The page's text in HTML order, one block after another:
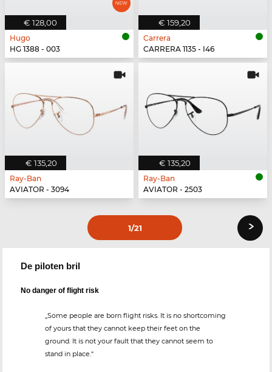
€ 128,00
Hugo
HG 1388 - 003
€ 159,20
Carrera
CARRERA 1135 - I46
€ 135,20
Ray-Ban
AVIATOR - 3094
€ 135,20
Ray-Ban
AVIATOR - 2503
1/21 ›
De piloten bril
No danger of flight risk
„Some people are born flight risks. It is no shortcoming
of yours that they cannot keep their feet on the
ground. It is not your fault that they cannot seem to
stand in place.“